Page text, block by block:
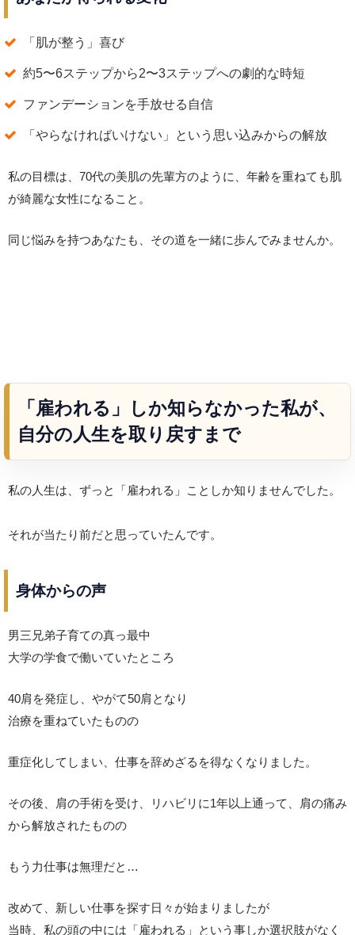
「肌が整う」喜び
約5〜6ステップから2〜3ステップへの劇的な時短
ファンデーションを手放せる自信
「やらなければいけない」という思い込みからの解放
私の目標は、70代の美肌の先輩方のように、年齢を重ねても肌
が綺麗な女性になること。
同じ悩みを持つあなたも、その道を一緒に歩んでみませんか。
「雇われる」しか知らなかった私が、
自分の人生を取り戻すまで
私の人生は、ずっと「雇われる」ことしか知りませんでした。
それが当たり前だと思っていたんです。
身体からの声
男三兄弟子育ての真っ最中
大学の学食で働いていたところ
40肩を発症し、やがて50肩となり
治療を重ねていたものの
重症化してしまい、仕事を辞めざるを得なくなりました。
その後、肩の手術を受け、リハビリに1年以上通って、肩の痛み
から解放されたものの
もう力仕事は無理だと…
改めて、新しい仕事を探す日々が始まりましたが
当時、私の頭の中には「雇われる」という事しか選択肢がなく